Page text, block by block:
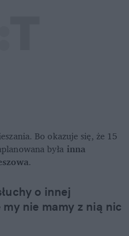
Bo okazuje się, że 15
była inna
.
o innej
nie mamy z nią nic